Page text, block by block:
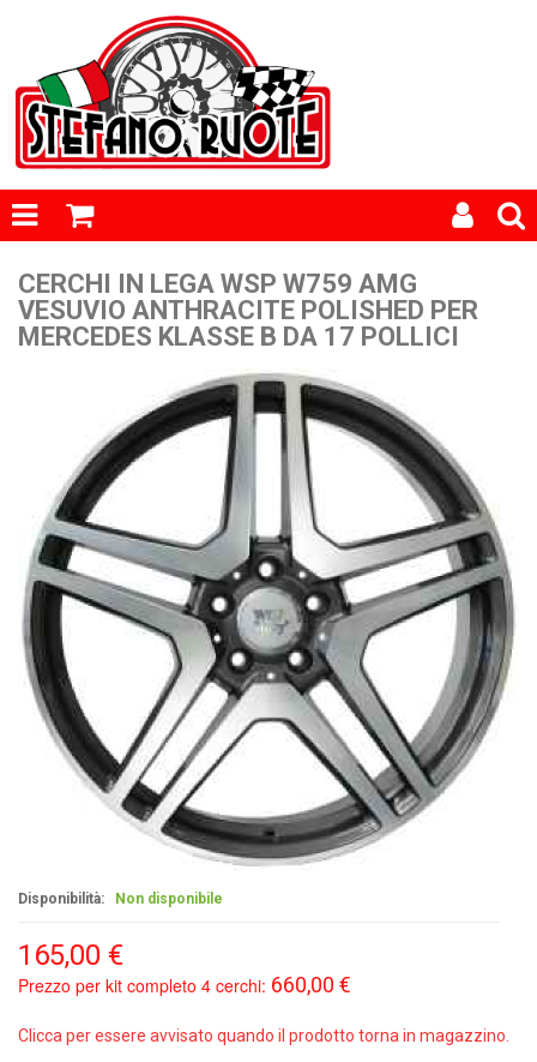
CERCHI IN LEGA WSP W759 AMG
VESUVIO ANTHRACITE POLISHED PER
MERCEDES KLASSE B DA 17 POLLICI
Disponibilità: Non disponibile
165,00 €
Prezzo per kit completo 4 cerchi: 660,00 €
Clicca per essere avvisato quando il prodotto torna in magazzino.